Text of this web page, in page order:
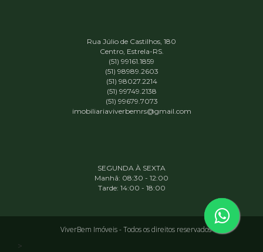
Rua Júlio de Castilhos, 180
Centro, Estrela-RS.
(51) 99161.1859
(51) 98989.2603
(51) 98027.2214
(51) 99749.2138
(51) 99679.7073
imobiliariaviverbemrs@gmail.com
SEGUNDA À SEXTA
Manhã: 08:30 - 12:00
Tarde: 14:00 - 18:00
ViverBem Imóveis - Todos os direitos reservados
>